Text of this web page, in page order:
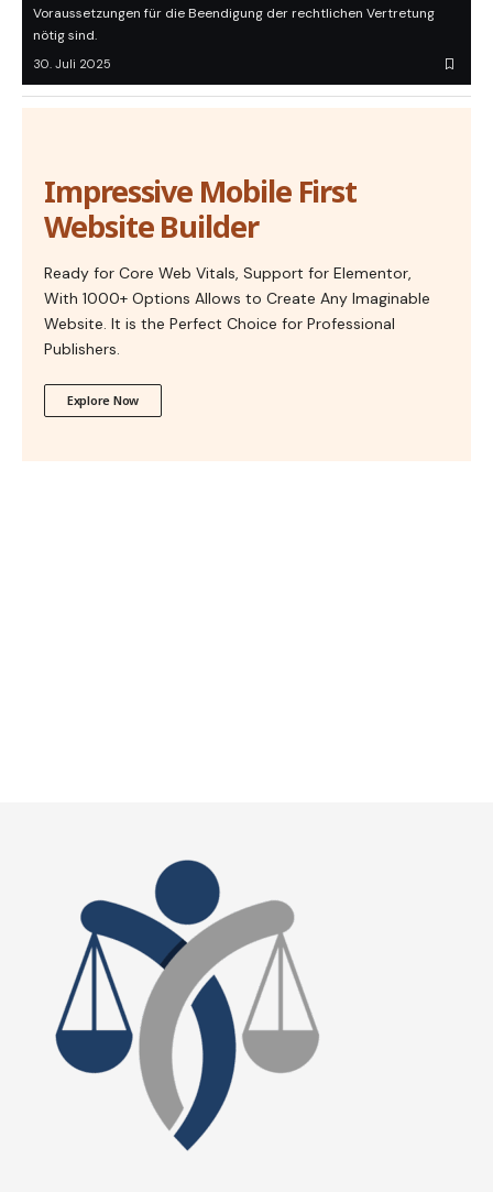
Voraussetzungen für die Beendigung der rechtlichen Vertretung
nötig sind.
30. Juli 2025
Impressive Mobile First
Website Builder
Ready for Core Web Vitals, Support for Elementor,
With 1000+ Options Allows to Create Any Imaginable
Website. It is the Perfect Choice for Professional
Publishers.
Explore Now